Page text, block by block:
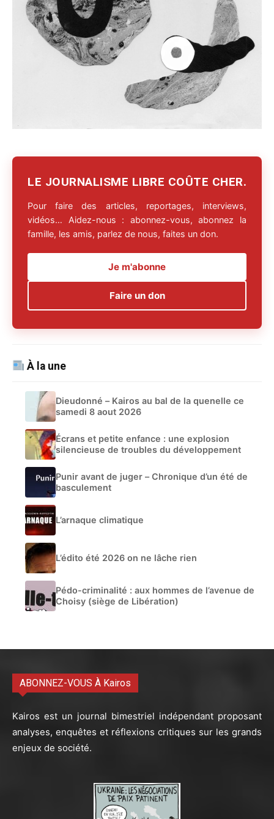
LE JOURNALISME LIBRE COÛTE CHER.
Pour faire des articles, reportages, interviews,
vidéos… Aidez-nous : abonnez-vous, abonnez la
famille, les amis, parlez de nous, faites un don.
Je m'abonne
Faire un don
À la une
Dieudonné – Kairos au bal de la quenelle ce
samedi 8 aout 2026
Écrans et petite enfance : une explosion
silencieuse de troubles du développement
Punir avant de juger – Chronique d’un été de
basculement
L’arnaque climatique
L’édito été 2026 on ne lâche rien
Pédo-criminalité : aux hommes de l’avenue de
Choisy (siège de Libération)
ABONNEZ-VOUS À Kairos
Kairos est un journal bimestriel indépendant proposant
analyses, enquêtes et réflexions critiques sur les grands
enjeux de société.